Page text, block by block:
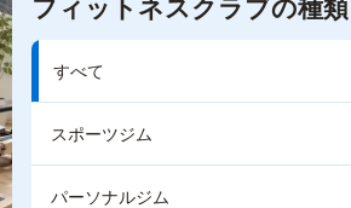
フィットネスクラブの種類
すべて
スポーツジム
パーソナルジム